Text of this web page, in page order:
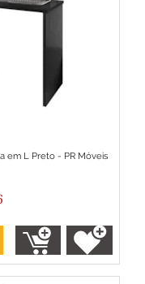
em L Preto - PR Móveis